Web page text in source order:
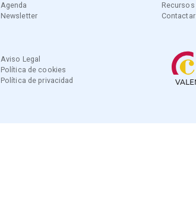
Agenda
Recursos
Newsletter
Contactar
Aviso Legal
Política de cookies
Política de privacidad